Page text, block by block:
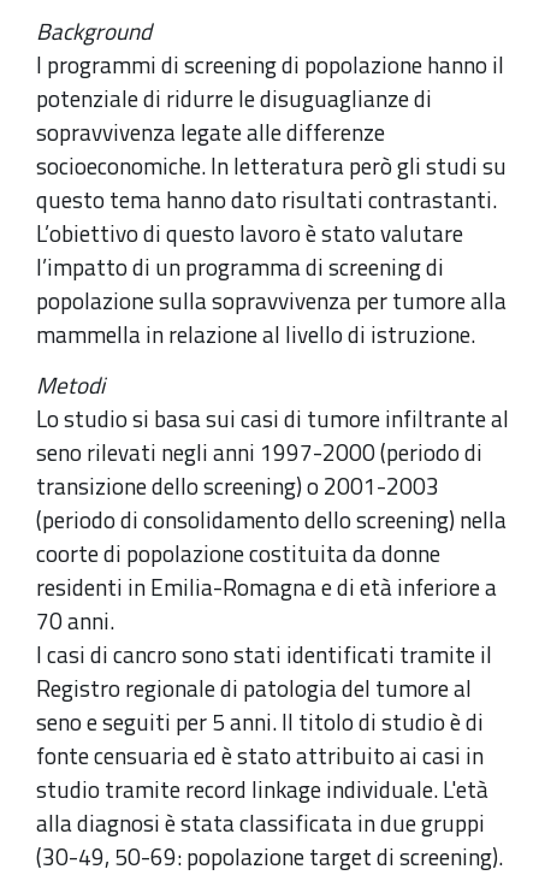
Background
I programmi di screening di popolazione hanno il
potenziale di ridurre le disuguaglianze di
sopravvivenza legate alle differenze
socioeconomiche. In letteratura però gli studi su
questo tema hanno dato risultati contrastanti.
L’obiettivo di questo lavoro è stato valutare
l’impatto di un programma di screening di
popolazione sulla sopravvivenza per tumore alla
mammella in relazione al livello di istruzione.
Metodi
Lo studio si basa sui casi di tumore infiltrante al
seno rilevati negli anni 1997-2000 (periodo di
transizione dello screening) o 2001-2003
(periodo di consolidamento dello screening) nella
coorte di popolazione costituita da donne
residenti in Emilia-Romagna e di età inferiore a
70 anni.
I casi di cancro sono stati identificati tramite il
Registro regionale di patologia del tumore al
seno e seguiti per 5 anni. Il titolo di studio è di
fonte censuaria ed è stato attribuito ai casi in
studio tramite record linkage individuale. L'età
alla diagnosi è stata classificata in due gruppi
(30-49, 50-69: popolazione target di screening).